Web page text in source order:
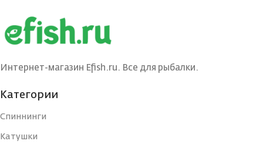
Интернет-магазин Efish.ru. Все для рыбалки.
Категории
Спиннинги
Катушки